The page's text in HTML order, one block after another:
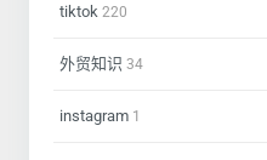
tiktok 220
外贸知识 34
instagram 1